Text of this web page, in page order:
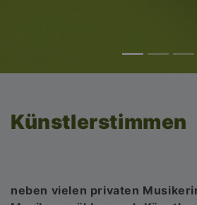
Künstlerstimmen
neben vielen privaten